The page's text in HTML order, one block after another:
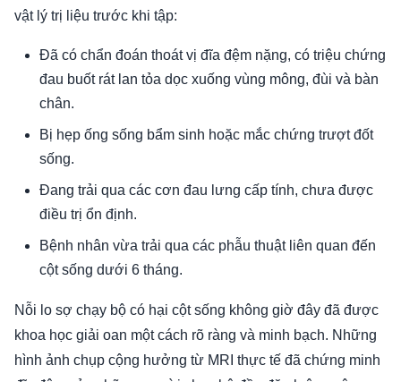
vật lý trị liệu trước khi tập:
Đã có chẩn đoán thoát vị đĩa đệm nặng, có triệu chứng
đau buốt rát lan tỏa dọc xuống vùng mông, đùi và bàn
chân.
Bị hẹp ống sống bẩm sinh hoặc mắc chứng trượt đốt
sống.
Đang trải qua các cơn đau lưng cấp tính, chưa được
điều trị ổn định.
Bệnh nhân vừa trải qua các phẫu thuật liên quan đến
cột sống dưới 6 tháng.
Nỗi lo sợ chạy bộ có hại cột sống không giờ đây đã được
khoa học giải oan một cách rõ ràng và minh bạch. Những
hình ảnh chụp cộng hưởng từ MRI thực tế đã chứng minh